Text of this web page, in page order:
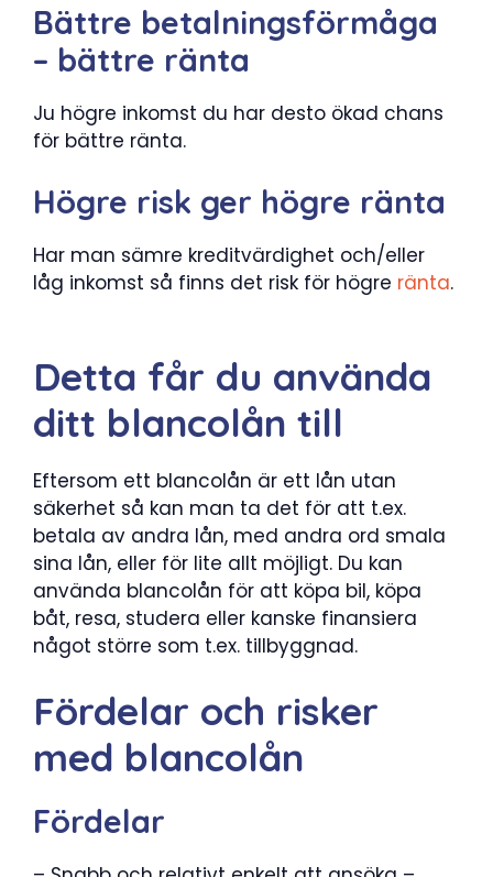
Bättre betalningsförmåga
– bättre ränta
Ju högre inkomst du har desto ökad chans
för bättre ränta.
Högre risk ger högre ränta
Har man sämre kreditvärdighet och/eller
låg inkomst så finns det risk för högre ränta.
Detta får du använda
ditt blancolån till
Eftersom ett blancolån är ett lån utan
säkerhet så kan man ta det för att t.ex.
betala av andra lån, med andra ord smala
sina lån, eller för lite allt möjligt. Du kan
använda blancolån för att köpa bil, köpa
båt, resa, studera eller kanske finansiera
något större som t.ex. tillbyggnad.
Fördelar och risker
med blancolån
Fördelar